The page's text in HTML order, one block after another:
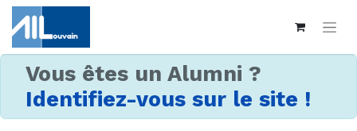
Vous êtes un Alumni ?
Identifiez-vous sur le site !